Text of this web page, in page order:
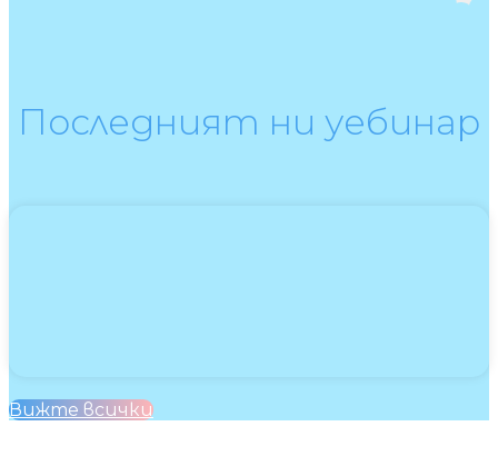
Последният ни уебинар
Вижте всички